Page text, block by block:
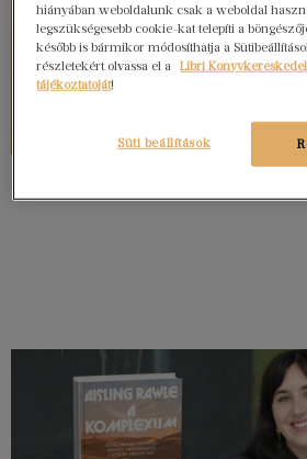
hiányában weboldalunk csak a weboldal
legszükségesebb cookie-kat telepíti a
később is bármikor módosíthatja a
részletekért olvassa el a
Libri
tájékoztatóját!
Süti beállítások